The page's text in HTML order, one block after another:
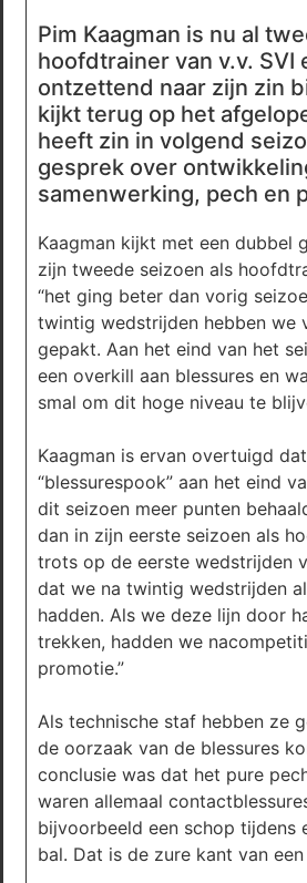
Pim Kaagman is nu al
hoofdtrainer van v.v. SVI
ontzettend naar zijn zin
kijkt terug op het
heeft zin in volgend
gesprek over
samenwerking, pech en
Kaagman kijkt met een dubbel
zijn tweede seizoen als
“het ging beter dan vorig
twintig wedstrijden hebben we
gepakt. Aan het eind van het
een overkill aan blessures en
smal om dit hoge niveau te
Kaagman is ervan overtuigd
“blessurespook” aan het eind
dit seizoen meer punten
dan in zijn eerste seizoen als
trots op de eerste wedstrijden
dat we na twintig wedstrijden
hadden. Als we deze lijn door
trekken, hadden we
promotie.”
Als technische staf hebben ze
de oorzaak van de blessures
conclusie was dat het pure
waren allemaal
bijvoorbeeld een schop tijdens
bal. Dat is de zure kant van